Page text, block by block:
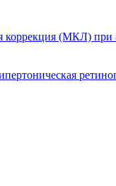
коррекция (МКЛ) при